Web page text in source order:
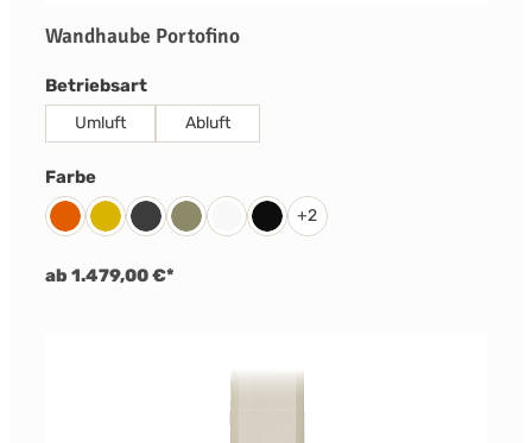
Wandhaube Portofino
Betriebsartauswählen
Umluft Abluft
Farbeauswählen
OrangeGelb AnthrazitOlivegrün
Weiß Schwarz
+2
ab 1.479,00 €*